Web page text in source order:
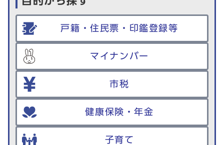
戸籍・住民票・印鑑登録等
マイナンバー
市税
健康保険・年金
子育て